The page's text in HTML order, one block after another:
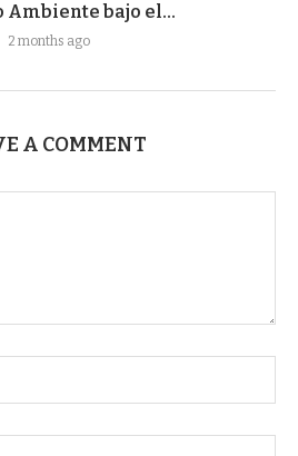
Ambiente bajo el...
2 months ago
A COMMENT